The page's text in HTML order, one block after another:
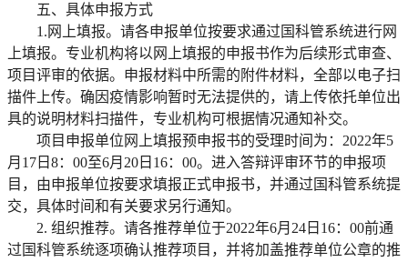
五、具体申报方式
1.网上填报。请各申报单位按要求通过国科管系统进行网
上填报。专业机构将以网上填报的申报书作为后续形式审查、
项目评审的依据。申报材料中所需的附件材料，全部以电子扫
描件上传。确因疫情影响暂时无法提供的，请上传依托单位出
具的说明材料扫描件，专业机构可根据情况通知补交。
项目申报单位网上填报预申报书的受理时间为：2022年5
月17日8：00至6月20日16：00。进入答辩评审环节的申报项
目，由申报单位按要求填报正式申报书，并通过国科管系统提
交，具体时间和有关要求另行通知。
2. 组织推荐。请各推荐单位于2022年6月24日16：00前通
过国科管系统逐项确认推荐项目，并将加盖推荐单位公章的推